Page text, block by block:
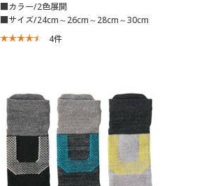
■カラー/2色展開
■サイズ/24cm～26cm～28cm～30cm
4件